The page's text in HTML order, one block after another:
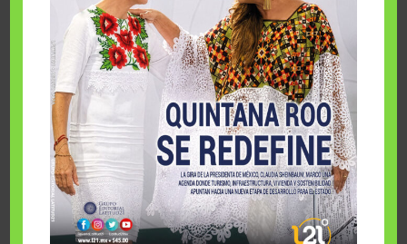
Fairmont Mayakoba y Make-A-Wish México unieron
esfuerzos para hacer realidad el deseo de una …